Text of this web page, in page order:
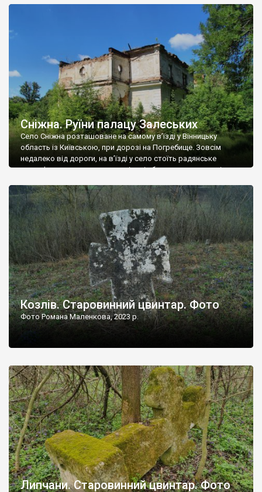
Наддністрянське відрізняється від більшості навколишніх
сіл. У селі є мурована Михайлівська церква. Точної дати […]
Сніжна. Руїни палацу Залеських
Село Сніжна розташоване на самому в’їзді у Вінницьку
область із Київською, при дорозі на Погребище. Зовсім
недалеко від дороги, на в’їзді у село стоїть радянське
рельєфне пано, яке показує жінку і яблуню, а трохи далі, десь
не видно, але видно дві стареньких колії у траві – […]
Козлів. Старовинний цвинтар. Фото
Фото Романа Маленкова, 2023 р.
Липчани. Старовинний цвинтар. Фото